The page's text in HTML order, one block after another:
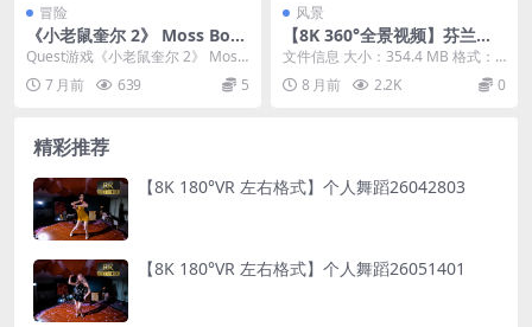
冒险
《小老鼠奎尔 2》 Moss Boo
k II
Quest游戏《小老鼠奎尔 2》 Moss
Book II 是一款备受赞誉的VR...
7 月前 639 5
风景
【8K 360°全景视频】芬兰拉
普兰白雪皑皑的童话
文件信息 大小：354.4 MB 格式：
mkv 时长：01:59 视频信息 色彩...
8 月前 2.2K 0
精彩推荐
【8K 180°VR 左右格式】个人舞蹈26042803
【8K 180°VR 左右格式】个人舞蹈26051401